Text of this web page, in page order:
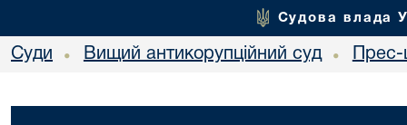
Судова влада
Суди • Вищий антикорупційний суд •